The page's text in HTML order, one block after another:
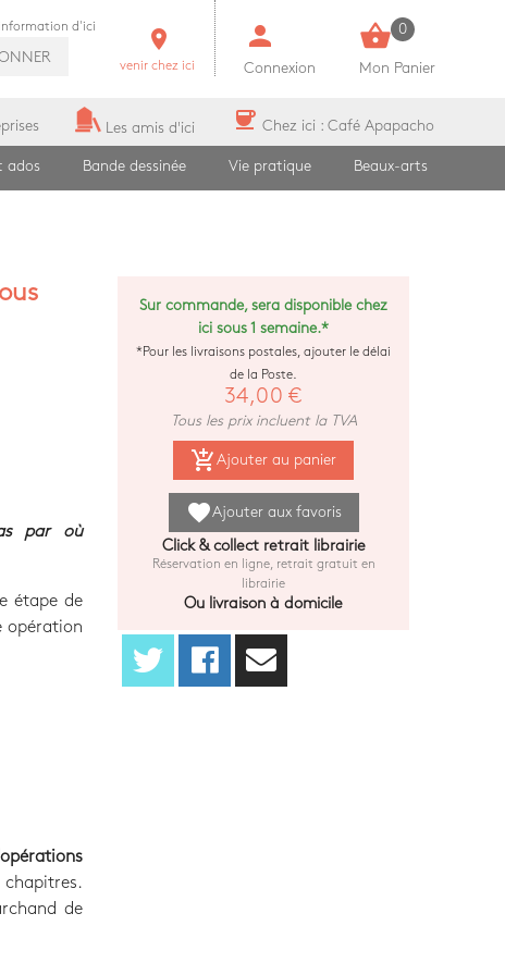
d'ici room
venir chez ici
person
Connexion
shopping_basket 0
Mon Panier
Les amis d'ici coffee Chez ici : Café Apapacho
ados Bande dessinée Vie pratique Beaux-arts
par où
étape de
opération
de
Sur commande, sera disponible chez
ici sous 1 semaine.*
*Pour les livraisons postales, ajouter le délai
de la Poste.
34,00 €
Tous les prix incluent la TVA
add_shopping_cart Ajouter au panier
favoriteAjouter aux favoris
Click & collect retrait librairie
Réservation en ligne, retrait gratuit en
librairie
Ou livraison à domicile